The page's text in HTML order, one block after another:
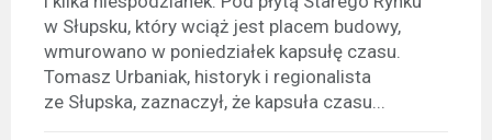
w Słupsku, który wciąż jest placem budowy,
wmurowano w poniedziałek kapsułę czasu.
Tomasz Urbaniak, historyk i regionalista
ze Słupska, zaznaczył, że kapsuła czasu...